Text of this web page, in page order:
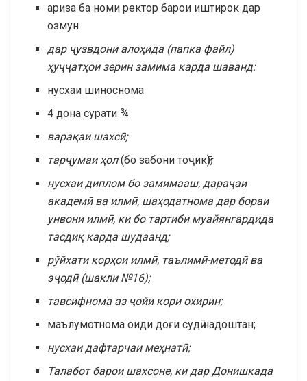
ариза ба номи ректор барои иштирок дар
озмун
дар ҷузвдони алоҳида (папка файл)
ҳуҷҷатҳои зерин замима карда шаванд:
нусхаи шиноснома
4 дона сурати ¾
варақаи шахсӣ;
тарҷумаиҳол(бо забони тоҷикӣ);
нусхаи диплом бо замимааш, дараҷаи
академӣва илмӣ, шаҳодатнома дар бораи
унвони илмӣ, ки бо тартиби муайянгардида
тасдиқ карда шудаанд;
рўйхати корҳои илмӣ, таълимӣ-методӣва
эҷодӣ (шакли №16);
тавсифнома аз ҷойи кори охирин;
маълумотнома оиди доғи судӣ надоштан;
нусхаи дафтарчаи меҳнатӣ;
Талабот барои шахсоне, ки дар Донишкада